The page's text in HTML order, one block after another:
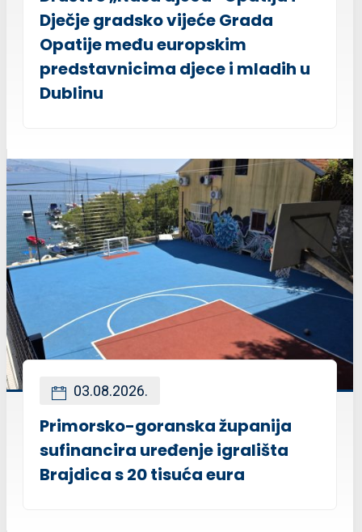
Dječje gradsko vijeće Grada
Opatije među europskim
predstavnicima djece i mladih u
Dublinu
03.08.2026.
Primorsko-goranska županija
sufinancira uređenje igrališta
Brajdica s 20 tisuća eura